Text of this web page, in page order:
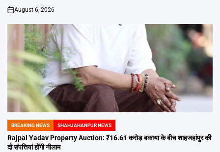
on
August 6, 2026
POSTED
IN
BREAKING NEWS SHAHJAHANPUR NEWS
Rajpal Yadav Property Auction: ₹16.61 करोड़ बकाया के बीच शाहजहांपुर की
दो संपत्तियां होंगी नीलाम